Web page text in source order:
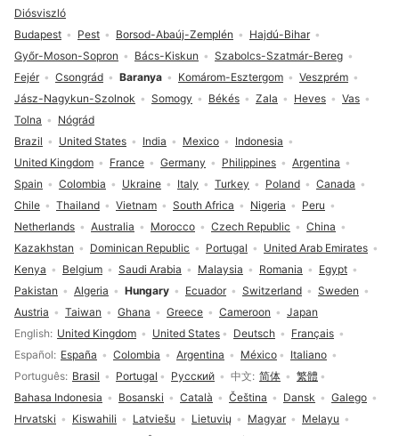
Language selection
English United Kingdom United States Deutsch
Français
Español
España Colombia Argentina México
Italiano
Português Brasil Portugal Русский 中文 简体
繁體
Bahasa Indonesia
Bosanski Català Čeština Dansk
Galego
Hrvatski
Kiswahili Latviešu Lietuvių Magyar
Melayu
Brazil United States India Mexico
Indonesia
United Kingdom
France Germany Philippines
Argentina
Spain
Colombia Ukraine Italy Turkey Poland
Canada
Chile
Thailand Vietnam South Africa Nigeria
Peru
Netherlands
Australia Morocco Czech Republic
China
Kazakhstan
Dominican Republic Portugal
United Arab Emirates
Kenya
Belgium Saudi Arabia Malaysia Romania
Egypt
Pakistan
Algeria Hungary Ecuador Switzerland
Sweden
Austria
Taiwan Ghana Greece Cameroon Japan
Budapest Pest Borsod-Abaúj-Zemplén
Hajdú-Bihar
Győr-Moson-Sopron
Bács-Kiskun
Szabolcs-Szatmár-Bereg
Fejér
Csongrád Baranya Komárom-Esztergom
Veszprém
Jász-Nagykun-Szolnok
Somogy Békés Zala Heves
Vas
Tolna
Nógrád
Diósviszló